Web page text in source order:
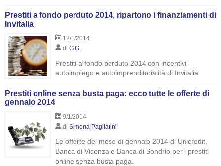
Prestiti a fondo perduto 2014, ripartono i finanziamenti di
Invitalia
12/1/2014
di G.G.
Prestiti a fondo perduto 2014 con incentivi
autoimpiego e autoimprenditorialità di Invitalia
Prestiti online senza busta paga: ecco tutte le offerte di
gennaio 2014
9/1/2014
di Simona Pagliarini
Le offerte del mese di gennaio 2014 di Unicredit,
Banca di Vicenza e Banca di Sondrio per i prestiti
online senza busta paga.